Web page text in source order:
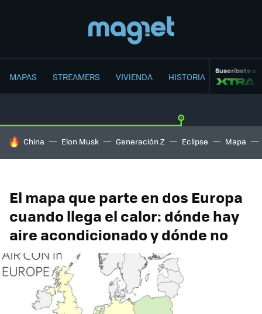
MAPAS STREAMERS VIVIENDA HISTORIA Suscríbete a
HOY SE HABLA DE
China Elon Musk Generación Z Eclipse Mapa
El mapa que parte en dos Europa
cuando llega el calor: dónde hay
aire acondicionado y dónde no